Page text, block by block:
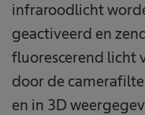
infraroodlicht
geactiveerd en
fluorescerend licht
door de
en in 3D